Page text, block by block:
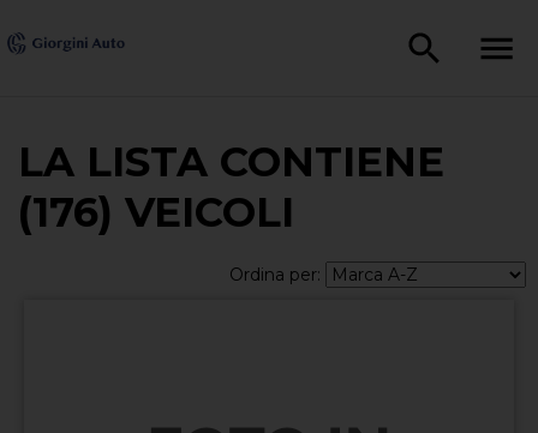
LA LISTA CONTIENE
(176) VEICOLI
Ordina per: